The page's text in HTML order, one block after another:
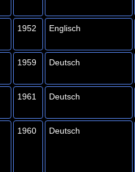
1952 Englisch
1959 Deutsch
1961 Deutsch
1960 Deutsch